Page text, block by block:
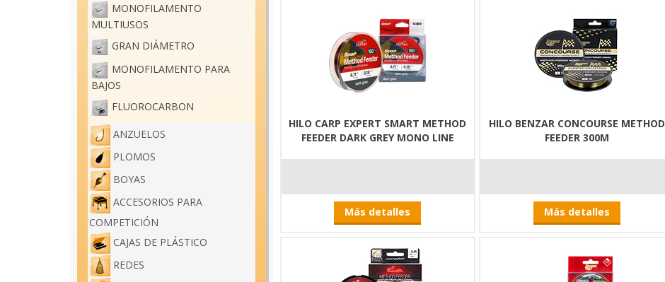
MONOFILAMENTO
MULTIUSOS
GRAN DIÁMETRO
MONOFILAMENTO PARA
BAJOS
FLUOROCARBON
ANZUELOS
PLOMOS
BOYAS
ACCESORIOS PARA
COMPETICIÓN
CAJAS DE PLÁSTICO
REDES
HILO CARP EXPERT SMART METHOD
FEEDER DARK GREY MONO LINE
Más detalles
HILO BENZAR CONCOURSE METHOD
FEEDER 300M
Más detalles